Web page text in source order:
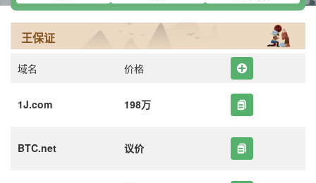
王保证
域名 价格
1J.com 198万
BTC.net 议价